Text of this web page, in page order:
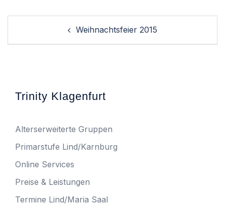
Weihnachtsfeier 2015
Trinity Klagenfurt
Alterserweiterte Gruppen
Primarstufe Lind/Karnburg
Online Services
Preise & Leistungen
Termine Lind/Maria Saal